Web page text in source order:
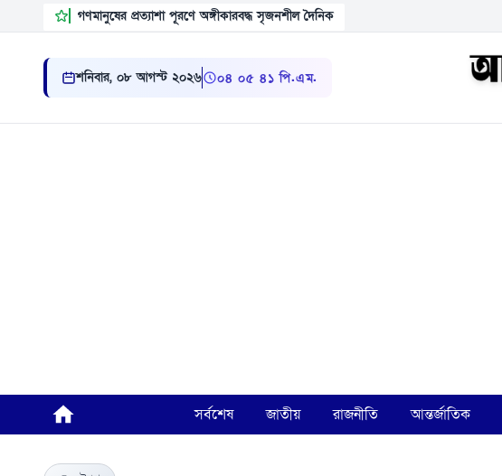
গণমানুষের প্রত্যাশা পূরণে অঙ্গীকারবদ্ধ সৃজনশীল দৈনিক
শনিবার, ০৮ আগস্ট ২০২৬ ০৪:০৫:৪২ পি.এম.
সর্বশেষ জাতীয় রাজনীতি আন্তর্জাতিক